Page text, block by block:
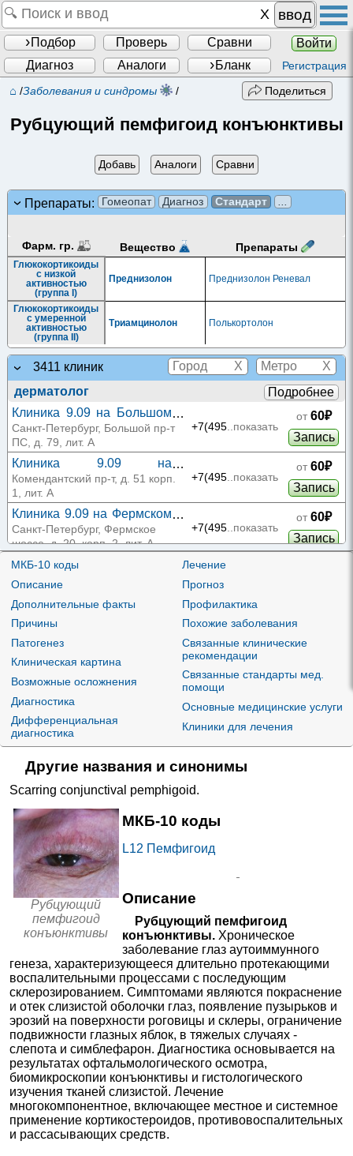
ввод
Подбор Проверь Сравни
Войти
Диагноз
Аналоги Бланк Регистрация
⌂ /Заболевания и синдромы / Поделиться
Рубцующий пемфигоид конъюнктивы
Добавь Аналоги Сравни
Препараты: Гомеопат Диагноз Стандарт
Фарм. гр. Вещество Препараты
Глюкокортикоиды
с низкой
активностью
(группа I)
Преднизолон Преднизолон Реневал
Глюкокортикоиды
с умеренной
активностью
(группа II)
Триамцинолон Полькортолон
3411 клиник X
X
дерматолог
Подробнее
Клиника 9.09 на Большом
проспекте ПС
Санкт-Петербург, Большой пр-т
ПС, д. 79, лит. А
+7(495..показать
от 60₽
Запись
Клиника 9.09 на
Комендантском проспекте
Комендантский пр-т, д. 51 корп.
1, лит. А
+7(495..показать
от 60₽
Запись
Клиника 9.09 на Фермском
шоссе
Санкт-Петербург, Фермское
шоссе, д. 20, корп. 2, лит. А
+7(495..показать
от 60₽
Запись
Поликлиника РЖД-
Медицина на
Екатеринбург, ул. Надеждинская,
Поликлиника РЖД-
Медицина на Гражданской
Екатеринбург, ул. Гражданская,
д. 9
+7(343 ..показать
от
Запись
Железнодорожная
поликлиника №2 на
Правды
Уфа, ул. Правды, д. 19
+7(347..показать
Центр реабилитации РЖД
на Союзной
Уфа, ул. Союзная, д. 35
+7(347 ..показать
МЦ Звезда на
Космонавтов
Казань, ул. Космонавтов, д. 16
МЦ Звезда на
Чистопольской
Казань, ул. Чистопольская, д. 38
+7(843
Мед-Альфа Проф в
Зельевом переулке
Москва, Зельев пер., д. 11
..показать
Ещё 3401 клинику
МКБ-10 коды
Описание
Дополнительные факты
Причины
Патогенез
Клиническая картина
Возможные осложнения
Диагностика
Дифференциальная
диагностика
Лечение
Прогноз
Профилактика
Похожие заболевания
Связанные клинические
рекомендации
Связанные стандарты мед.
помощи
Основные медицинские услуги
Клиники для лечения
Другие названия и синонимы
Scarring conjunctival pemphigoid.
Рубцующий
пемфигоид
конъюнктивы
МКБ-10 коды
L12 Пемфигоид
Описание
Рубцующий пемфигоид
конъюнктивы. Хроническое
заболевание глаз аутоиммунного
генеза, характеризующееся длительно протекающими
воспалительными процессами с последующим
склерозированием. Симптомами являются покраснение
и отек слизистой оболочки глаз, появление пузырьков и
эрозий на поверхности роговицы и склеры, ограничение
подвижности глазных яблок, в тяжелых случаях -
слепота и симблефарон. Диагностика основывается на
результатах офтальмологического осмотра,
биомикроскопии конъюнктивы и гистологического
изучения тканей слизистой. Лечение
многокомпонентное, включающее местное и системное
применение кортикостероидов, противовоспалительных
и рассасывающих средств.